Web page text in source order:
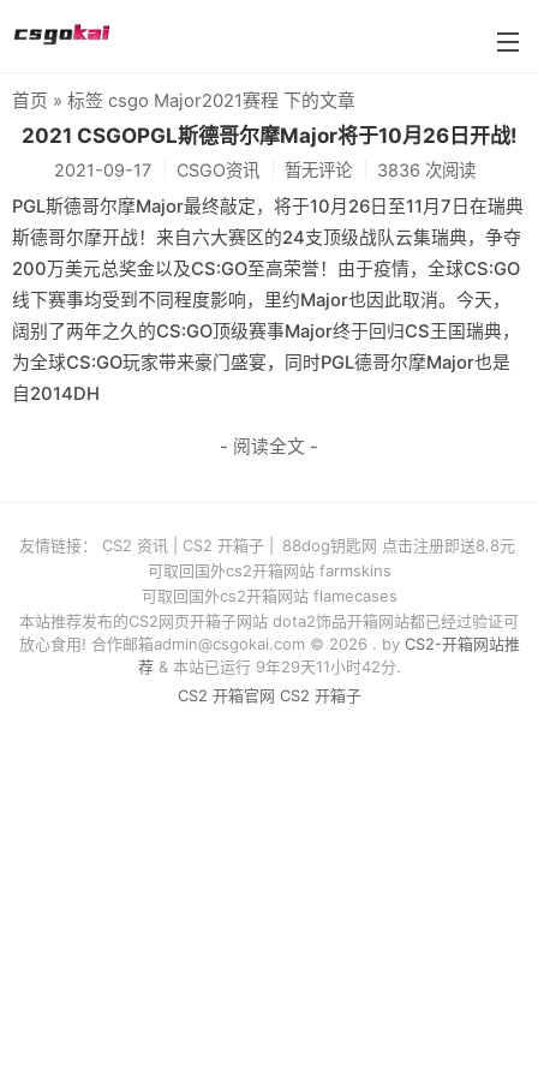
farmskins
88dog
flamecases
88hash-jp
首页 » 标签 csgo Major2021赛程 下的文章
2021 CSGOPGL斯德哥尔摩Major将于10月26日开战!
2021-09-17 CSGO资讯 暂无评论 3836 次阅读
PGL斯德哥尔摩Major最终敲定，将于10月26日至11月7日在瑞典
斯德哥尔摩开战！来自六大赛区的24支顶级战队云集瑞典，争夺
200万美元总奖金以及CS:GO至高荣誉！由于疫情，全球CS:GO
线下赛事均受到不同程度影响，里约Major也因此取消。今天，
阔别了两年之久的CS:GO顶级赛事Major终于回归CS王国瑞典，
为全球CS:GO玩家带来豪门盛宴，同时PGL德哥尔摩Major也是
自2014DH
- 阅读全文 -
友情链接： CS2 资讯 CS2 开箱子
88dog钥匙网 点击注册即送8.8元
可取回国外cs2开箱网站 farmskins
可取回国外cs2开箱网站 flamecases
本站推荐发布的CS2网页开箱子网站 dota2饰品开箱网站都已经过验证可
放心食用! 合作邮箱admin@csgokai.com© 2026 . by CS2-开箱网站推
荐& 本站已运行 9年29天11小时42分.
CS2 开箱官网 CS2 开箱子